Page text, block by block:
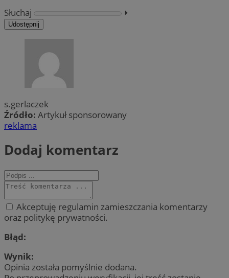
Słuchaj
⏵︎
Udostępnij
s.gerlaczek
Źródło: Artykuł sponsorowany
reklama
Dodaj komentarz
Akceptuję regulamin zamieszczania komentarzy
oraz politykę prywatności.
Błąd:
Wynik:
Opinia została pomyślnie dodana.